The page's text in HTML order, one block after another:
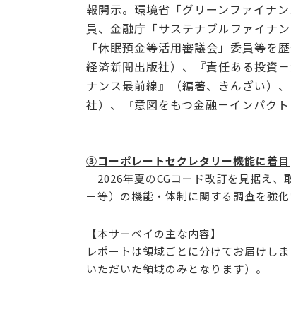
報開示。環境省「グリーンファイナ
員、金融庁「サステナブルファイナ
「休眠預金等活用審議会」委員等を
経済新聞出版社）、『責任ある投資
ナンス最前線』（編著、きんざい）
社）、『意図をもつ金融－インパク
③コーポレートセクレタリー機能に着目
2026年夏のCGコード改訂を見据え、
ー等）の機能・体制に関する調査を強化
【本サーベイの主な内容】
レポートは領域ごとに分けてお届けし
いただいた領域のみとなります）。